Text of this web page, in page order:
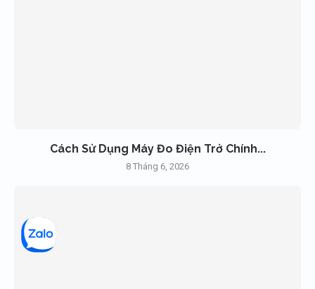
Cách Sử Dụng Máy Đo Điện Trở Chính...
8 Tháng 6, 2026